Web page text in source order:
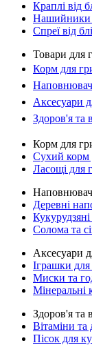
Краплі від
Нашийники
Спреї від
Товари для
Корм для
Аксесуари
Здоров'я та
Корм для
Сухий корм
Ласощі для
Деревні
Солома та
Аксесуари
Іграшки для
Миски та
Мінеральні
Здоров'я та
Вітаміни та
Пісок для